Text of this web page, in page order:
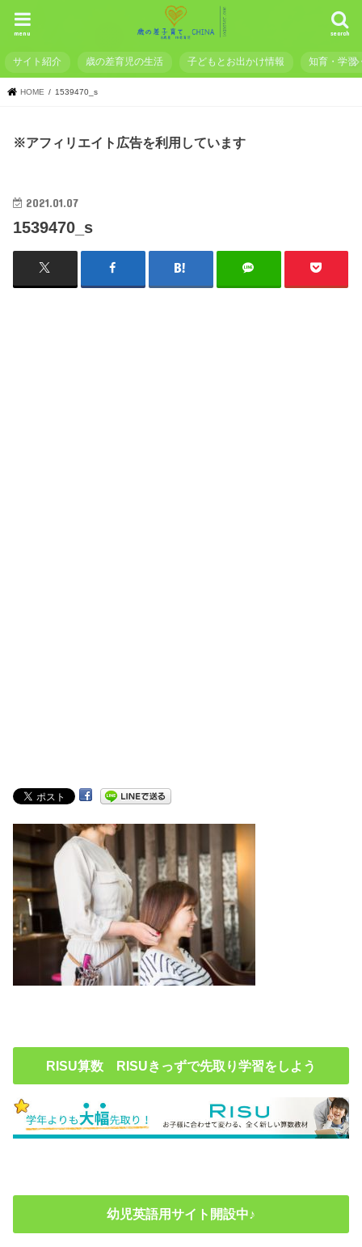
search
menu
サイト紹介 歳の差育児の生活 子どもとお出かけ情報 知育・学習
HOME 1539470_s
※アフィリエイト広告を利用しています
2021.01.07
1539470_s
RISU算数 RISUきっずで先取り学習をしよう
幼児英語用サイト開設中♪